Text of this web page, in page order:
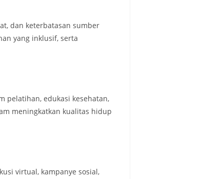
dan keterbatasan sumber
yang inklusif, serta
pelatihan, edukasi kesehatan,
meningkatkan kualitas hidup
virtual, kampanye sosial,